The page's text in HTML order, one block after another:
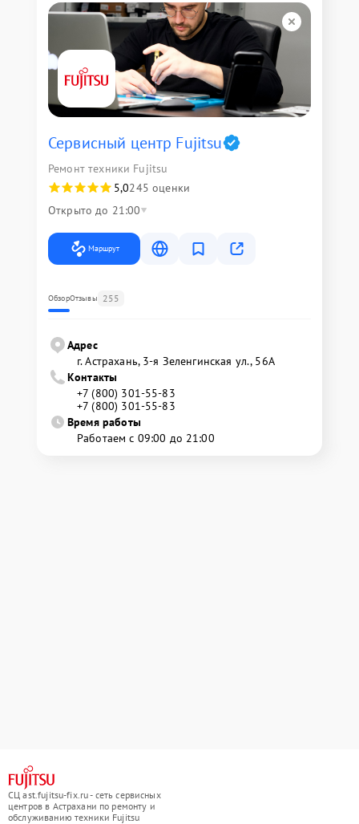
Сервисный центр Fujitsu
Ремонт техники Fujitsu
5,0245 оценки
Открыто до 21:00
Маршрут
ОбзорОтзывы 255
Адрес
г. Астрахань, 3-я Зеленгинская ул., 56А
Контакты
+7 (800) 301-55-83
+7 (800) 301-55-83
Время работы
Работаем с 09:00 до 21:00
СЦ ast.fujitsu-fix.ru - сеть сервисных
центров в Астрахани по ремонту и
обслуживанию техники Fujitsu